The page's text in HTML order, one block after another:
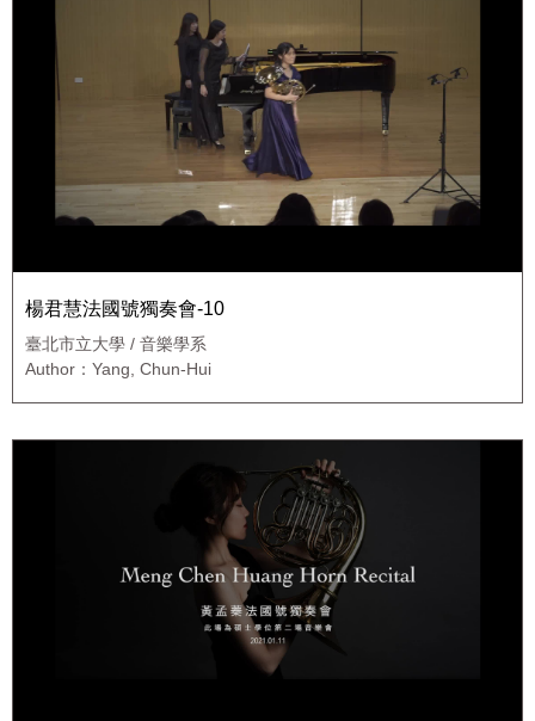
楊君慧法國號獨奏會-10
臺北市立大學 / 音樂學系
Author：Yang, Chun-Hui